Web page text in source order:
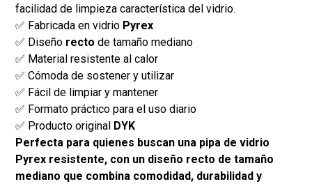
facilidad de limpieza característica del vidrio.
✅ Fabricada en vidrio Pyrex
✅ Diseño recto de tamaño mediano
✅ Material resistente al calor
✅ Cómoda de sostener y utilizar
✅ Fácil de limpiar y mantener
✅ Formato práctico para el uso diario
✅ Producto original DYK
Perfecta para quienes buscan una pipa de vidrio
Pyrex resistente, con un diseño recto de tamaño
mediano que combina comodidad, durabilidad y